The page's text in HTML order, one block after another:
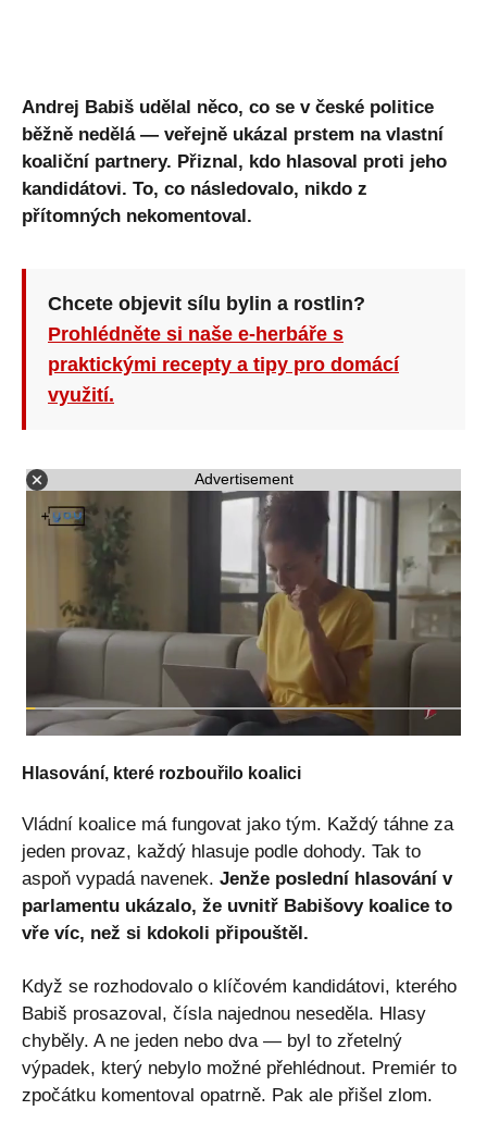
Andrej Babiš udělal něco, co se v české politice
běžně nedělá — veřejně ukázal prstem na vlastní
koaliční partnery. Přiznal, kdo hlasoval proti jeho
kandidátovi. To, co následovalo, nikdo z
přítomných nekomentoval.
Chcete objevit sílu bylin a rostlin?
Prohlédněte si naše e-herbáře s
praktickými recepty a tipy pro domácí
využití.
Advertisement
Hlasování, které rozbouřilo koalici
Vládní koalice má fungovat jako tým. Každý táhne za
jeden provaz, každý hlasuje podle dohody. Tak to
aspoň vypadá navenek. Jenže poslední hlasování v
parlamentu ukázalo, že uvnitř Babišovy koalice to
vře víc, než si kdokoli připouštěl.
Když se rozhodovalo o klíčovém kandidátovi, kterého
Babiš prosazoval, čísla najednou neseděla. Hlasy
chyběly. A ne jeden nebo dva — byl to zřetelný
výpadek, který nebylo možné přehlédnout. Premiér to
zpočátku komentoval opatrně. Pak ale přišel zlom.